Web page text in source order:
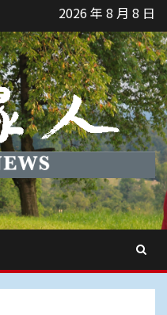
2026 年 8 月 8 日